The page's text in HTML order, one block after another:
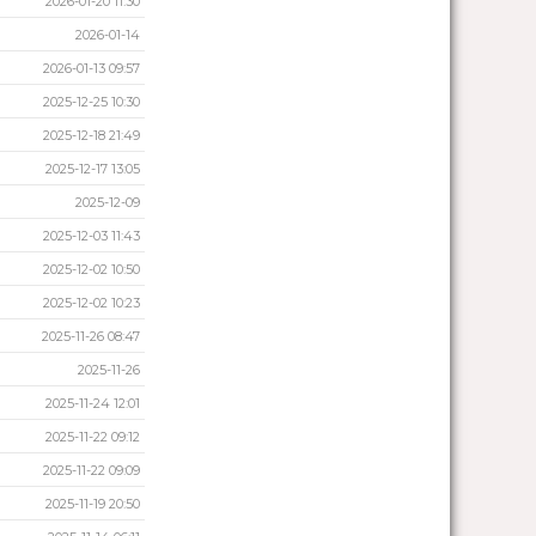
2026-01-14
2026-01-13 09:57
2025-12-25 10:30
2025-12-18 21:49
2025-12-17 13:05
2025-12-09
2025-12-03 11:43
2025-12-02 10:50
2025-12-02 10:23
2025-11-26 08:47
2025-11-26
2025-11-24 12:01
2025-11-22 09:12
2025-11-22 09:09
2025-11-19 20:50